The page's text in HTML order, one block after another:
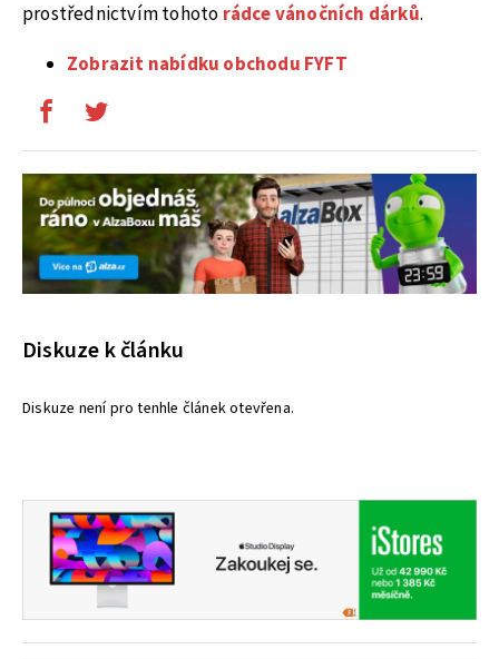
prostřednictvím tohoto rádce vánočních dárků.
Zobrazit nabídku obchodu FYFT
Diskuze k článku
Diskuze není pro tenhle článek otevřena.